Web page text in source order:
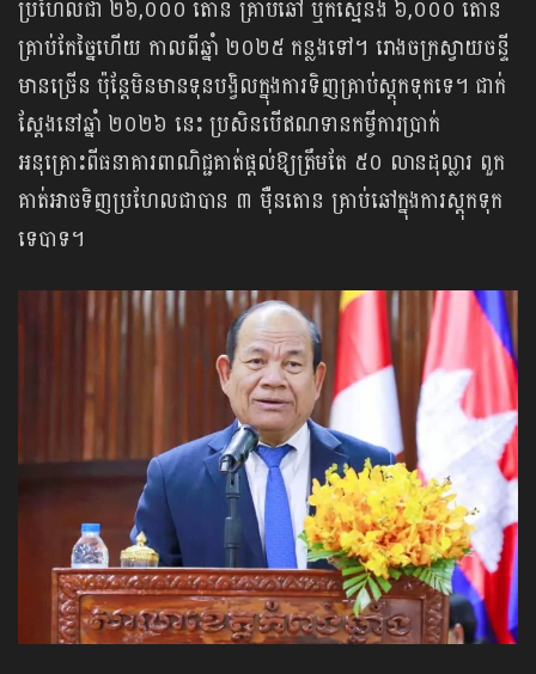
ប្រហែល​ជា ២៦,០០០ តោន គ្រាប់ឆៅ ឬក៏ស្មើនឹង ៦,០០០ តោន
គ្រាប់កែច្នៃហើយ កាលពីឆ្នាំ ២០២៥ កន្លងទៅ។ រោងចក្រស្វាយចន្ទី
មានច្រើន ប៉ុន្តែមិនមានទុនបង្វិលក្នុងការទិញគ្រាប់ស្តុកទុកទេ។ ជាក់
ស្តែងនៅឆ្នាំ ២០២៦ នេះ ប្រសិនបើឥណទានកម្ចីការប្រាក់
អនុគ្រោះពីធនាគារពាណិជ្ជគាត់ផ្តល់ឱ្យត្រឹមតែ ៥០ លានដុល្លារ ពួក
គាត់អាចទិញប្រហែលជាបាន ៣ ម៉ឺនតោន គ្រាប់ឆៅក្នុងការស្តុកទុក
ទេបាទ។